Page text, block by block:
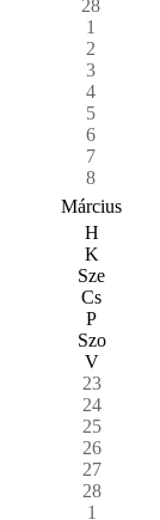
28
1
2
3
4
5
6
7
8
Március
H
K
Sze
Cs
P
Szo
V
23
24
25
26
27
28
1